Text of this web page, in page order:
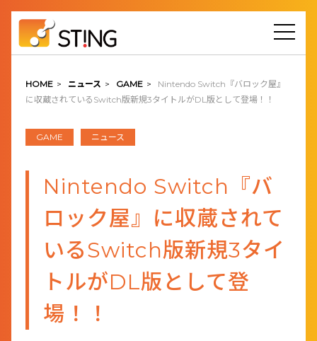
HOME > ニュース > GAME >
Nintendo Switch『バロック屋』
に収蔵されているSwitch版新規3タイトルがDL版として登場！！
GAME ニュース
Nintendo Switch『バ
ロック屋』に収蔵されて
いるSwitch版新規3タイ
トルがDL版として登
場！！